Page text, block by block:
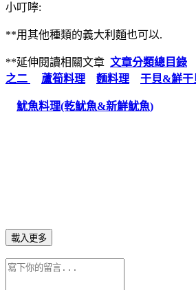
小叮嚀:
**用其他種類的義大利麵也可以.
**延伸閱讀相關文章 文章分類總目錄
之二
蘆筍料理 麵料理 干貝&鮮干
魷魚料理(乾魷魚&新鮮魷魚)
載入更多